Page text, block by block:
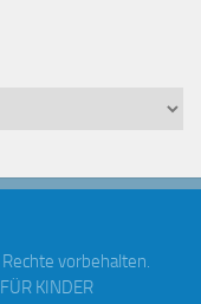
vorbehalten.
KINDER